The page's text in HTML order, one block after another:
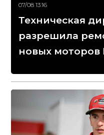
07/08 13:16
Техническая
разрешила
новых моторов